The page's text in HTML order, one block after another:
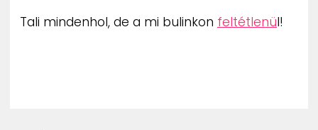
Tali mindenhol, de a mi bulinkon feltétlenül!